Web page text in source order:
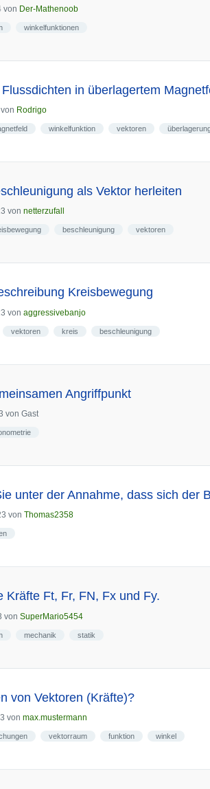
von Der-Mathenoob
winkelfunktionen
in überlagertem
von Rodrigo
winkelfunktion vektoren
als Vektor herleiten
von netterzufall
beschleunigung vektoren
Kreisbewegung
von aggressivebanjo
vektoren kreis beschleunigung
Angriffpunkt
von Gast
unter der Annahme, dass sich der
von Thomas2358
Kräfte Ft, Fr, FN, Fx und Fy.
von SuperMario5454
mechanik statik
von Vektoren (Kräfte)?
von max.mustermann
vektorraum funktion winkel